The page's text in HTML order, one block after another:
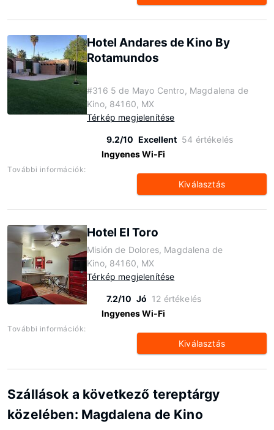
Hotel Andares de Kino By
Rotamundos
#316 5 de Mayo Centro, Magdalena de
Kino, 84160, MX
Térkép megjelenítése
9.2/10 Excellent 54 értékelés
Ingyenes Wi-Fi
További információk:
Kiválasztás
Hotel El Toro
Misión de Dolores, Magdalena de
Kino, 84160, MX
Térkép megjelenítése
7.2/10 Jó 12 értékelés
Ingyenes Wi-Fi
További információk:
Kiválasztás
Szállások a következő tereptárgy
közelében: Magdalena de Kino